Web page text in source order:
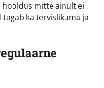
hooldus mitte ainult ei
ka tervislikuma ja